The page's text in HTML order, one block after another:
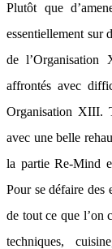
Plutôt que
essentiellement sur
de
affrontés avec
Organisation XIII.
avec une belle
la partie Re-Mind
Pour se défaire des
de tout ce que l’on
techniques,